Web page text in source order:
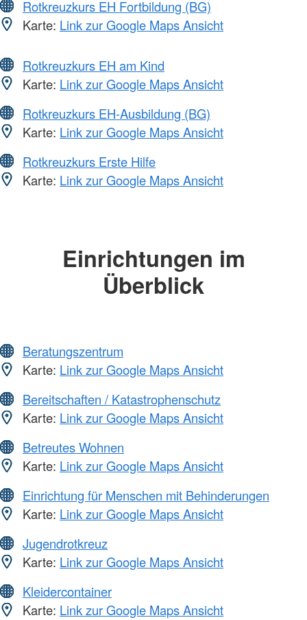
Rotkreuzkurs EH Fortbildung (BG)
Karte: Link zur Google Maps Ansicht
Rotkreuzkurs EH am Kind
Karte: Link zur Google Maps Ansicht
Rotkreuzkurs EH-Ausbildung (BG)
Karte: Link zur Google Maps Ansicht
Rotkreuzkurs Erste Hilfe
Karte: Link zur Google Maps Ansicht
Einrichtungen im
Überblick
Beratungszentrum
Karte: Link zur Google Maps Ansicht
Bereitschaften / Katastrophenschutz
Karte: Link zur Google Maps Ansicht
Betreutes Wohnen
Karte: Link zur Google Maps Ansicht
Einrichtung für Menschen mit Behinderungen
Karte: Link zur Google Maps Ansicht
Jugendrotkreuz
Karte: Link zur Google Maps Ansicht
Kleidercontainer
Karte: Link zur Google Maps Ansicht